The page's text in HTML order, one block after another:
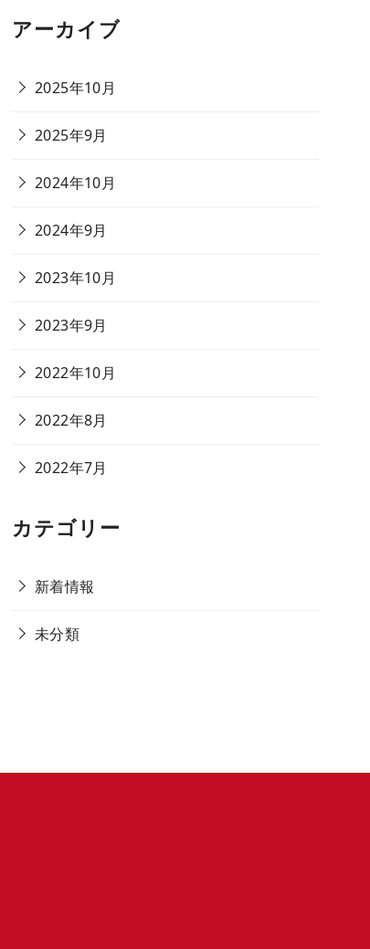
アーカイブ
2025年10月
2025年9月
2024年10月
2024年9月
2023年10月
2023年9月
2022年10月
2022年8月
2022年7月
カテゴリー
新着情報
未分類